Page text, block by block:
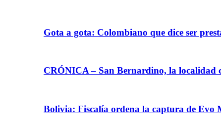
Gota a gota: Colombiano que dice ser
CRÓNICA – San Bernardino, la localidad
Bolivia: Fiscalía ordena la captura de Evo